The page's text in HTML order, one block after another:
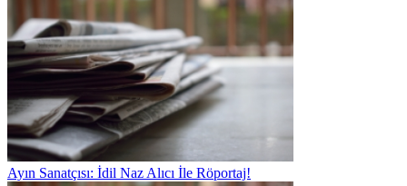
Ayın Sanatçısı: İdil Naz Alıcı İle Röportaj!